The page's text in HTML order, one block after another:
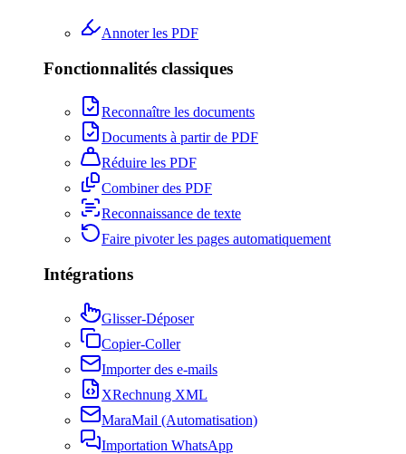
Annoter les PDF
Fonctionnalités classiques
Reconnaître les documents
Documents à partir de PDF
Réduire les PDF
Combiner des PDF
Reconnaissance de texte
Faire pivoter les pages automatiquement
Intégrations
Glisser-Déposer
Copier-Coller
Importer des e-mails
XRechnung XML
MaraMail (Automatisation)
Importation WhatsApp